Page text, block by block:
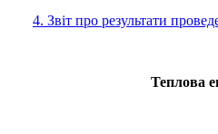
4. Звіт про результати
Теплова